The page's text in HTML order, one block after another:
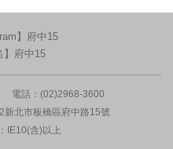
】府中15
】府中15
電話：(02)2968-3600
新北市板橋區府中路15號
IE10(含)以上